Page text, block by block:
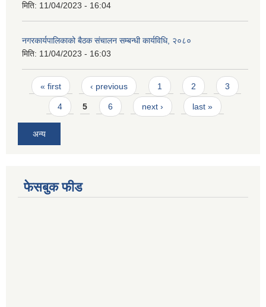
मिति: 11/04/2023 - 16:04
नगरकार्यपालिकाको बैठक संचालन सम्बन्धी कार्यविधि, २०८०
मिति: 11/04/2023 - 16:03
Pages
« first ‹ previous 1 2 3
4 5 6 next › last »
अन्य
फेसबुक फीड